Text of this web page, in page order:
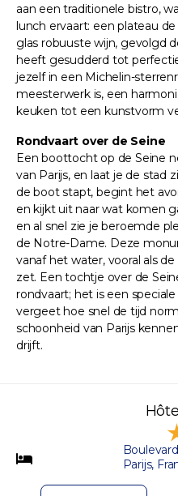
aan een traditionele bistro,
lunch ervaart: een plateau
glas robuuste wijn, gevolgd
heeft gesudderd tot
jezelf in een Michelin-
meesterwerk is, een
keuken tot een kunstvorm
Rondvaart over de Seine
Een boottocht op de Seine
van Parijs, en laat je de stad
de boot stapt, begint het
en kijkt uit naar wat komen
en al snel zie je beroemde
de Notre-Dame. Deze
vanaf het water, vooral als
zet. Een tochtje over de
rondvaart; het is een
vergeet hoe snel de tijd
schoonheid van Parijs
drijft.
Parijs,